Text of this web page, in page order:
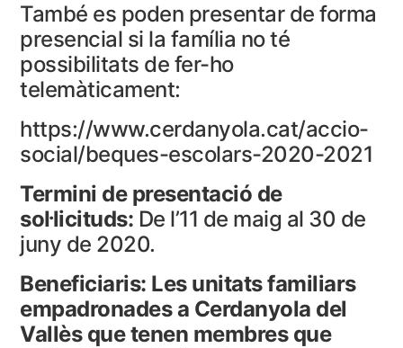
També es poden presentar de forma
presencial si la família no té
possibilitats de fer-ho
telemàticament:
https://www.cerdanyola.cat/accio-
social/beques-escolars-2020-2021
Termini de presentació de
sol·licituds: De l’11 de maig al 30 de
juny de 2020.
Beneficiaris: Les unitats familiars
empadronades a Cerdanyola del
Vallès que tenen membres que